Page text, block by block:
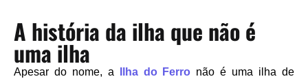
A história da ilha que não é
uma ilha
Apesar do nome, a Ilha do Ferro não é uma ilha de